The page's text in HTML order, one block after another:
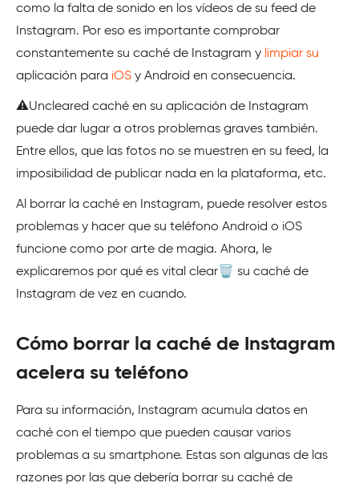
como la falta de sonido en los vídeos de su feed de
Instagram. Por eso es importante comprobar
constantemente su caché de Instagram y limpiar su
aplicación para iOS y Android en consecuencia.
⚠️Uncleared caché en su aplicación de Instagram
puede dar lugar a otros problemas graves también.
Entre ellos, que las fotos no se muestren en su feed, la
imposibilidad de publicar nada en la plataforma, etc.
Al borrar la caché en Instagram, puede resolver estos
problemas y hacer que su teléfono Android o iOS
funcione como por arte de magia. Ahora, le
explicaremos por qué es vital clear🗑️ su caché de
Instagram de vez en cuando.
Cómo borrar la caché de Instagram
acelera su teléfono
Para su información, Instagram acumula datos en
caché con el tiempo que pueden causar varios
problemas a su smartphone. Estas son algunas de las
razones por las que debería borrar su caché de